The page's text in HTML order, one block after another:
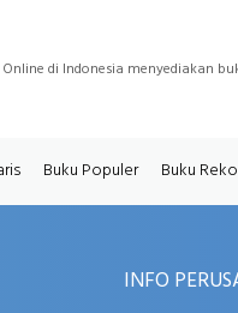
di Indonesia menyediakan
Buku Populer Buku
INFO